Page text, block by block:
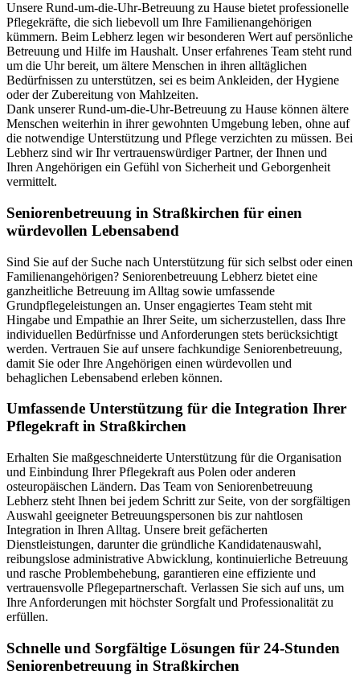
Unsere Rund-um-die-Uhr-Betreuung zu Hause bietet professionelle
Pflegekräfte, die sich liebevoll um Ihre Familienangehörigen
kümmern. Beim Lebherz legen wir besonderen Wert auf persönliche
Betreuung und Hilfe im Haushalt. Unser erfahrenes Team steht rund
um die Uhr bereit, um ältere Menschen in ihren alltäglichen
Bedürfnissen zu unterstützen, sei es beim Ankleiden, der Hygiene
oder der Zubereitung von Mahlzeiten.
Dank unserer Rund-um-die-Uhr-Betreuung zu Hause können ältere
Menschen weiterhin in ihrer gewohnten Umgebung leben, ohne auf
die notwendige Unterstützung und Pflege verzichten zu müssen. Bei
Lebherz sind wir Ihr vertrauenswürdiger Partner, der Ihnen und
Ihren Angehörigen ein Gefühl von Sicherheit und Geborgenheit
vermittelt.
Senioren­betreuung in Straßkirchen für einen
würdevollen Lebensabend
Sind Sie auf der Suche nach Unterstützung für sich selbst oder einen
Familienangehörigen? Seniorenbetreuung Lebherz bietet eine
ganzheitliche Betreuung im Alltag sowie umfassende
Grundpflegeleistungen an. Unser engagiertes Team steht mit
Hingabe und Empathie an Ihrer Seite, um sicherzustellen, dass Ihre
individuellen Bedürfnisse und Anforderungen stets berücksichtigt
werden. Vertrauen Sie auf unsere fachkundige Seniorenbetreuung,
damit Sie oder Ihre Angehörigen einen würdevollen und
behaglichen Lebensabend erleben können.
Umfassende Unterstützung für die Integration Ihrer
Pflegekraft in Straßkirchen
Erhalten Sie maßgeschneiderte Unterstützung für die Organisation
und Einbindung Ihrer Pflegekraft aus Polen oder anderen
osteuropäischen Ländern. Das Team von Seniorenbetreuung
Lebherz steht Ihnen bei jedem Schritt zur Seite, von der sorgfältigen
Auswahl geeigneter Betreuungspersonen bis zur nahtlosen
Integration in Ihren Alltag. Unsere breit gefächerten
Dienstleistungen, darunter die gründliche Kandidatenauswahl,
reibungslose administrative Abwicklung, kontinuierliche Betreuung
und rasche Problembehebung, garantieren eine effiziente und
vertrauensvolle Pflegepartnerschaft. Verlassen Sie sich auf uns, um
Ihre Anforderungen mit höchster Sorgfalt und Professionalität zu
erfüllen.
Schnelle und Sorgfältige Lösungen für 24-Stunden
Seniorenbetreuung in Straßkirchen